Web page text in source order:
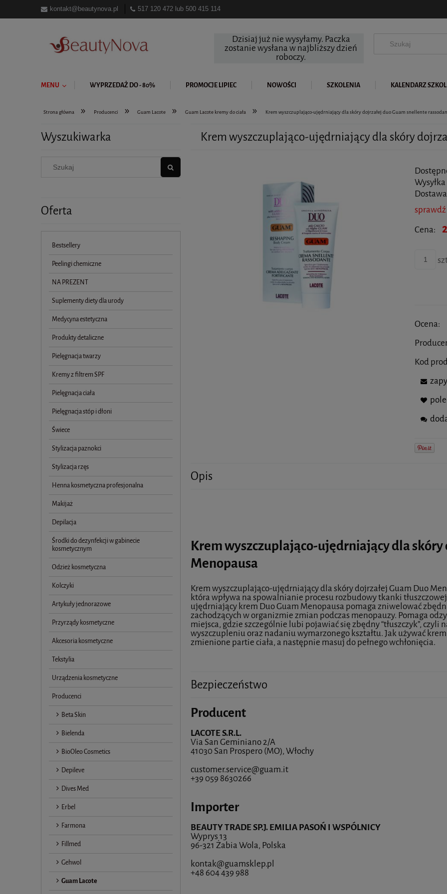
kontakt@beautynova.pl 517 120 472 lub 500 415 114
Dzisiaj już nie wysyłamy. Paczka
zostanie wysłana w najbliższy dzień
roboczy.
MENU WYPRZEDAŻ DO - 80% PROMOCJE LIPIEC NOWOŚCI SZKOLENIA KALENDARZ
Strona główna » Producenci » Guam Lacote » Guam Lacote kremy do ciała » Krem wyszczuplająco-ujędrniający dla skóry dojrzałej duo Guam snellente
Wyszukiwarka
Oferta
Bestsellery
Peelingi chemiczne
NA PREZENT
Suplementy diety dla urody
Medycyna estetyczna
Produkty detaliczne
Pielęgnacja twarzy
Kremy z filtrem SPF
Pielęgnacja ciała
Pielęgnacja stóp i dłoni
Świece
Stylizacja paznokci
Stylizacja rzęs
Henna kosmetyczna profesjonalna
Makijaż
Depilacja
Środki do dezynfekcji w gabinecie
kosmetycznym
Odzież kosmetyczna
Kolczyki
Artykuły jednorazowe
Przyrządy kosmetyczne
Akcesoria kosmetyczne
Tekstylia
Urządzenia kosmetyczne
Producenci
Beta Skin
Bielenda
BioOleo Cosmetics
Depileve
Dives Med
Erbel
Farmona
Fillmed
Gehwol
Guam Lacote
Krem wyszczuplająco-ujędrniający dla skóry
Cena:
Ocena:
Kod
Opis
Krem wyszczuplająco-ujędrniający dla skóry
Menopausa
Krem wyszczuplająco-ujędrniający dla skóry dojrzałej Guam Duo
która wpływa na spowalnianie procesu rozbudowy tkanki
ujędrniający krem Duo Guam Menopausa pomaga zniwelować
zachodzących w organizmie zmian podczas menopauzy. Pomaga
miejsca, gdzie szczególnie lubi pojawiać się zbędny “tłuszczyk”,
wyszczupleniu oraz nadaniu wymarzonego kształtu. Jak używać
zmienione partie ciała, a następnie masuj do pełnego wchłonięcia.
Bezpieczeństwo
Producent
LACOTE S.R.L.
Via San Geminiano 2/A
41030 San Prospero (MO), Włochy
customer.service@guam.it
+39 059 8630266
Importer
BEAUTY TRADE SP.J. EMILIA PASOŃ I WSPÓLNICY
Wyprys 13
96-321 Żabia Wola, Polska
kontak@guamsklep.pl
+48 604 439 988